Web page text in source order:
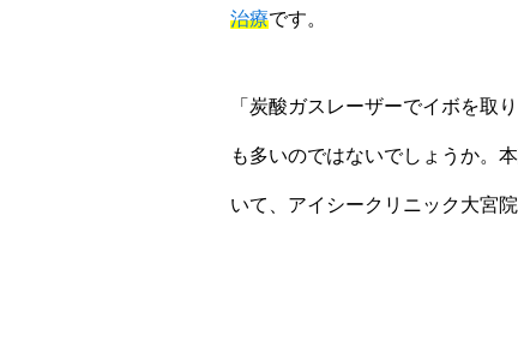
治療です。
「炭酸ガスレーザーでイボを取
も多いのではないでしょうか。
いて、アイシークリニック大宮